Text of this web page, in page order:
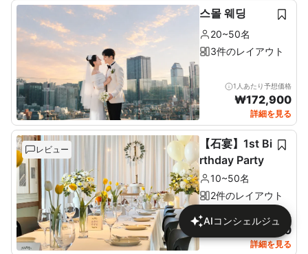
스몰 웨딩
20~50名
3件のレイアウト
1人あたり予想価格
₩172,900
詳細を見る
レビュー
【石宴】1st Bi
rthday Party
10~50名
2件のレイアウト
1人あたり予想価格
137,680
詳細を見る
AIコンシェルジュ